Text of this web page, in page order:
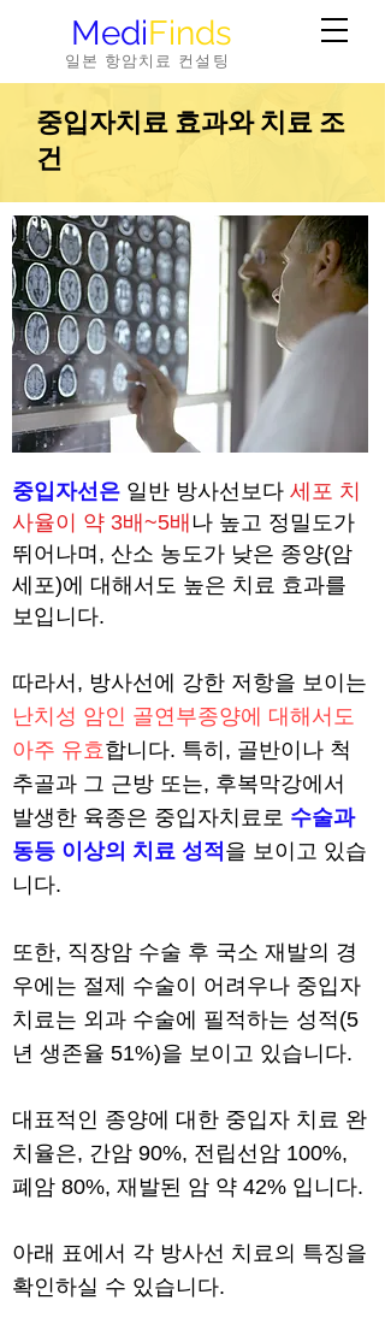
MediFinds
일본 항암치료 컨설팅
중입자치료 효과와 치료 조
건
중입자선은 일반 방사선보다 세포 치
사율이 약 3배~5배 나 높고 정밀도가
뛰어나며, 산소 농도가 낮은 종양(암
세포)에 대해서도 높은 치료 효과를
보입니다.
따라서, 방사선에 강한 저항을 보이는
난치성 암인 골연부종양에 대해서도
아주 유효합니다. 특히, 골반이나 척
추골과 그 근방 또는, 후복막강에서
발생한 육종은 중입자치료로 수술과
동등 이상의 치료 성적 을 보이고 있습
니다.
​또한, 직장암 수술 후 국소 재발의 경
우에는 절제 수술이 어려우나 중입자
치료는 외과 수술에 필적하는 성적(5
년 생존율 51%)을 보이고 있습니다.
대표적인 종양에 대한 중입자 치료 완
치율은, 간암 90%, 전립선암 100%,
폐암 80%, 재발된 암 약 42% 입니다.
아래 표에서 각 방사선 치료의 특징을
확인하실 수 있습니다.